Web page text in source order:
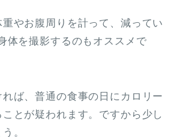
やお腹周りを計って、減ってい
体を撮影するのもオススメで
ば、普通の食事の日にカロリー
とが疑われます。ですから少し
。